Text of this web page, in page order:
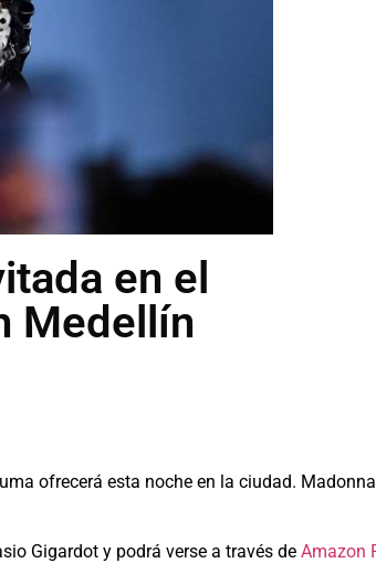
en el
Medellín
ofrecerá esta noche en la ciudad. Madonna
Gigardot y podrá verse a través de Amazon